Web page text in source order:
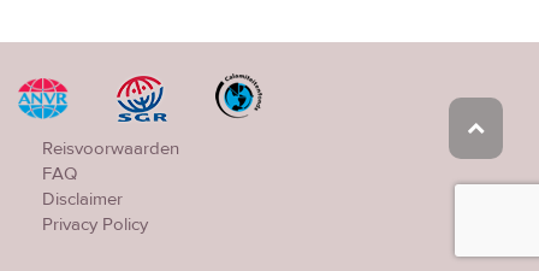
Reisvoorwaarden
FAQ
Disclaimer
Privacy Policy